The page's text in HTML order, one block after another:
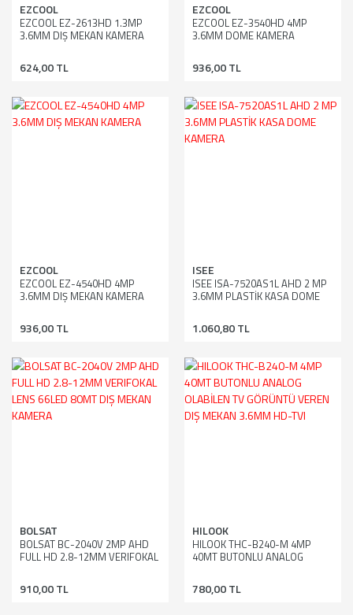
EZCOOL
EZCOOL EZ-2613HD 1.3MP
3.6MM DIŞ MEKAN KAMERA
624,00 TL
EZCOOL
EZCOOL EZ-3540HD 4MP
3.6MM DOME KAMERA
936,00 TL
EZCOOL
EZCOOL EZ-4540HD 4MP
3.6MM DIŞ MEKAN KAMERA
936,00 TL
ISEE
ISEE ISA-7520AS1L AHD 2 MP
3.6MM PLASTİK KASA DOME
1.060,80 TL
BOLSAT
BOLSAT BC-2040V 2MP AHD
FULL HD 2.8-12MM VERIFOKAL
KAMERA
910,00 TL
HILOOK
HILOOK THC-B240-M 4MP
40MT BUTONLU ANALOG
DIŞ MEKAN 3.6MM HD-TVI
780,00 TL